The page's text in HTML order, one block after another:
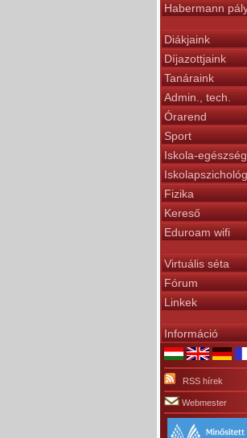
Habermann
Diákjaink
Díjazottjaink
Tanáraink
Admin., tech.
Órarend
Sport
Iskola-
Fizika
Kereső
Eduroam wifi
Virtuális séta
Fórum
Linkek
Információ
RSS hírek
Webmester